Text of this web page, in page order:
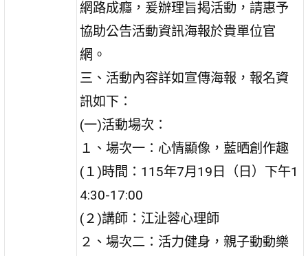
網路成癮，爰辦理旨揭活動，請惠予
協助公告活動資訊海報於貴單位官
網。
三、活動內容詳如宣傳海報，報名資
訊如下：
(一)活動場次：
１、場次一：心情顯像，藍晒創作趣
(１)時間：115年7月19日（日）下午1
4:30-17:00
(２)講師：江沚蓉心理師
２、場次二：活力健身，親子動動樂